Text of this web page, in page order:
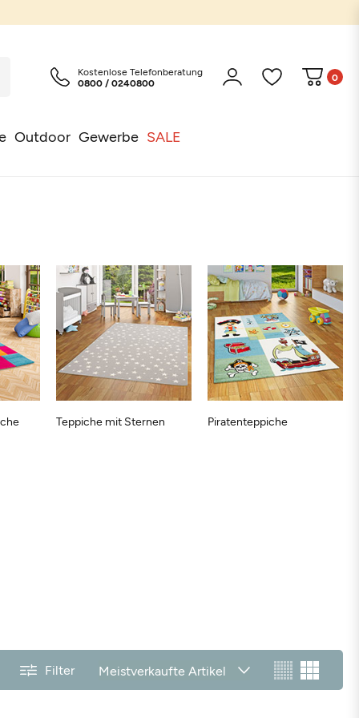
Outdoor Gewerbe SALE
Kostenlose Telefonberatung
0800 / 0240800
0
Piratenteppiche
Teppiche mit Sternen
Filter